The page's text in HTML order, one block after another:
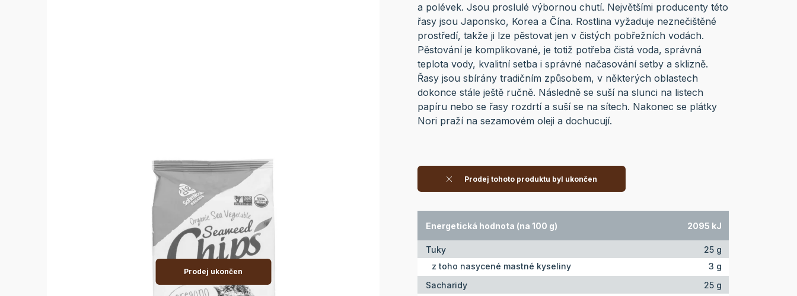
Prodej ukončen
a polévek. Jsou proslulé výbornou chutí. Největšími producenty této
řasy jsou Japonsko, Korea a Čína. Rostlina vyžaduje neznečištěné
prostředí, takže ji lze pěstovat jen v čistých pobřežních vodách.
Pěstování je komplikované, je totiž potřeba čistá voda, správná
teplota vody, kvalitní setba i správné načasování setby a sklizně.
Řasy jsou sbírány tradičním způsobem, v některých oblastech
dokonce stále ještě ručně. Následně se suší na slunci na listech
papíru nebo se řasy rozdrtí a suší se na sítech. Nakonec se plátky
Nori praží na sezamovém oleji a dochucují.
Prodej tohoto produktu byl ukončen
Energetická hodnota (na 100 g) 2095 kJ
Tuky
25 g
z toho nasycené mastné kyseliny
3 g
Sacharidy
25 g